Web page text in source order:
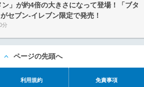
ン」が約4倍の大きさになって登場！「ブタ
セブン‐イレブン限定で発売！
分
ページの先頭へ
利用規約 免責事項